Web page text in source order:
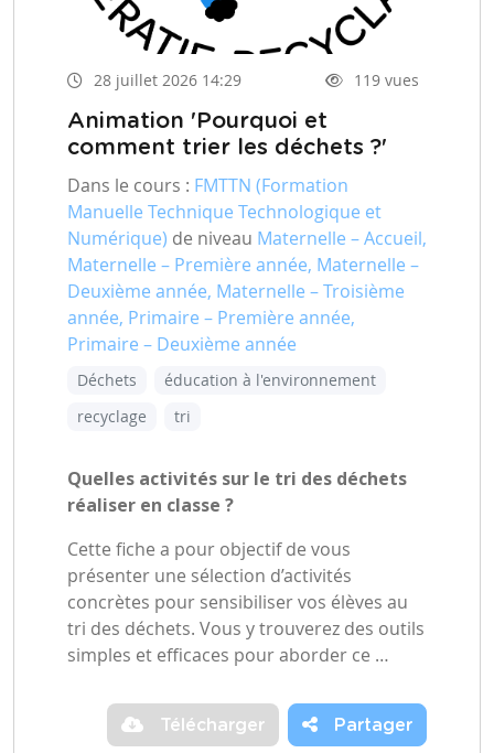
28 juillet 2026 14:29 119 vues
Animation 'Pourquoi et
comment trier les déchets ?'
Dans le cours : FMTTN (Formation
Manuelle Technique Technologique et
Numérique) de niveau Maternelle – Accueil,
Maternelle – Première année, Maternelle –
Deuxième année, Maternelle – Troisième
année, Primaire – Première année,
Primaire – Deuxième année
Déchets
éducation à l'environnement
recyclage
tri
Quelles activités sur le tri des déchets
réaliser en classe ?
Cette fiche a pour objectif de vous
présenter une sélection d’activités
concrètes pour sensibiliser vos élèves au
tri des déchets. Vous y trouverez des outils
simples et efficaces pour aborder ce …
Télécharger Partager